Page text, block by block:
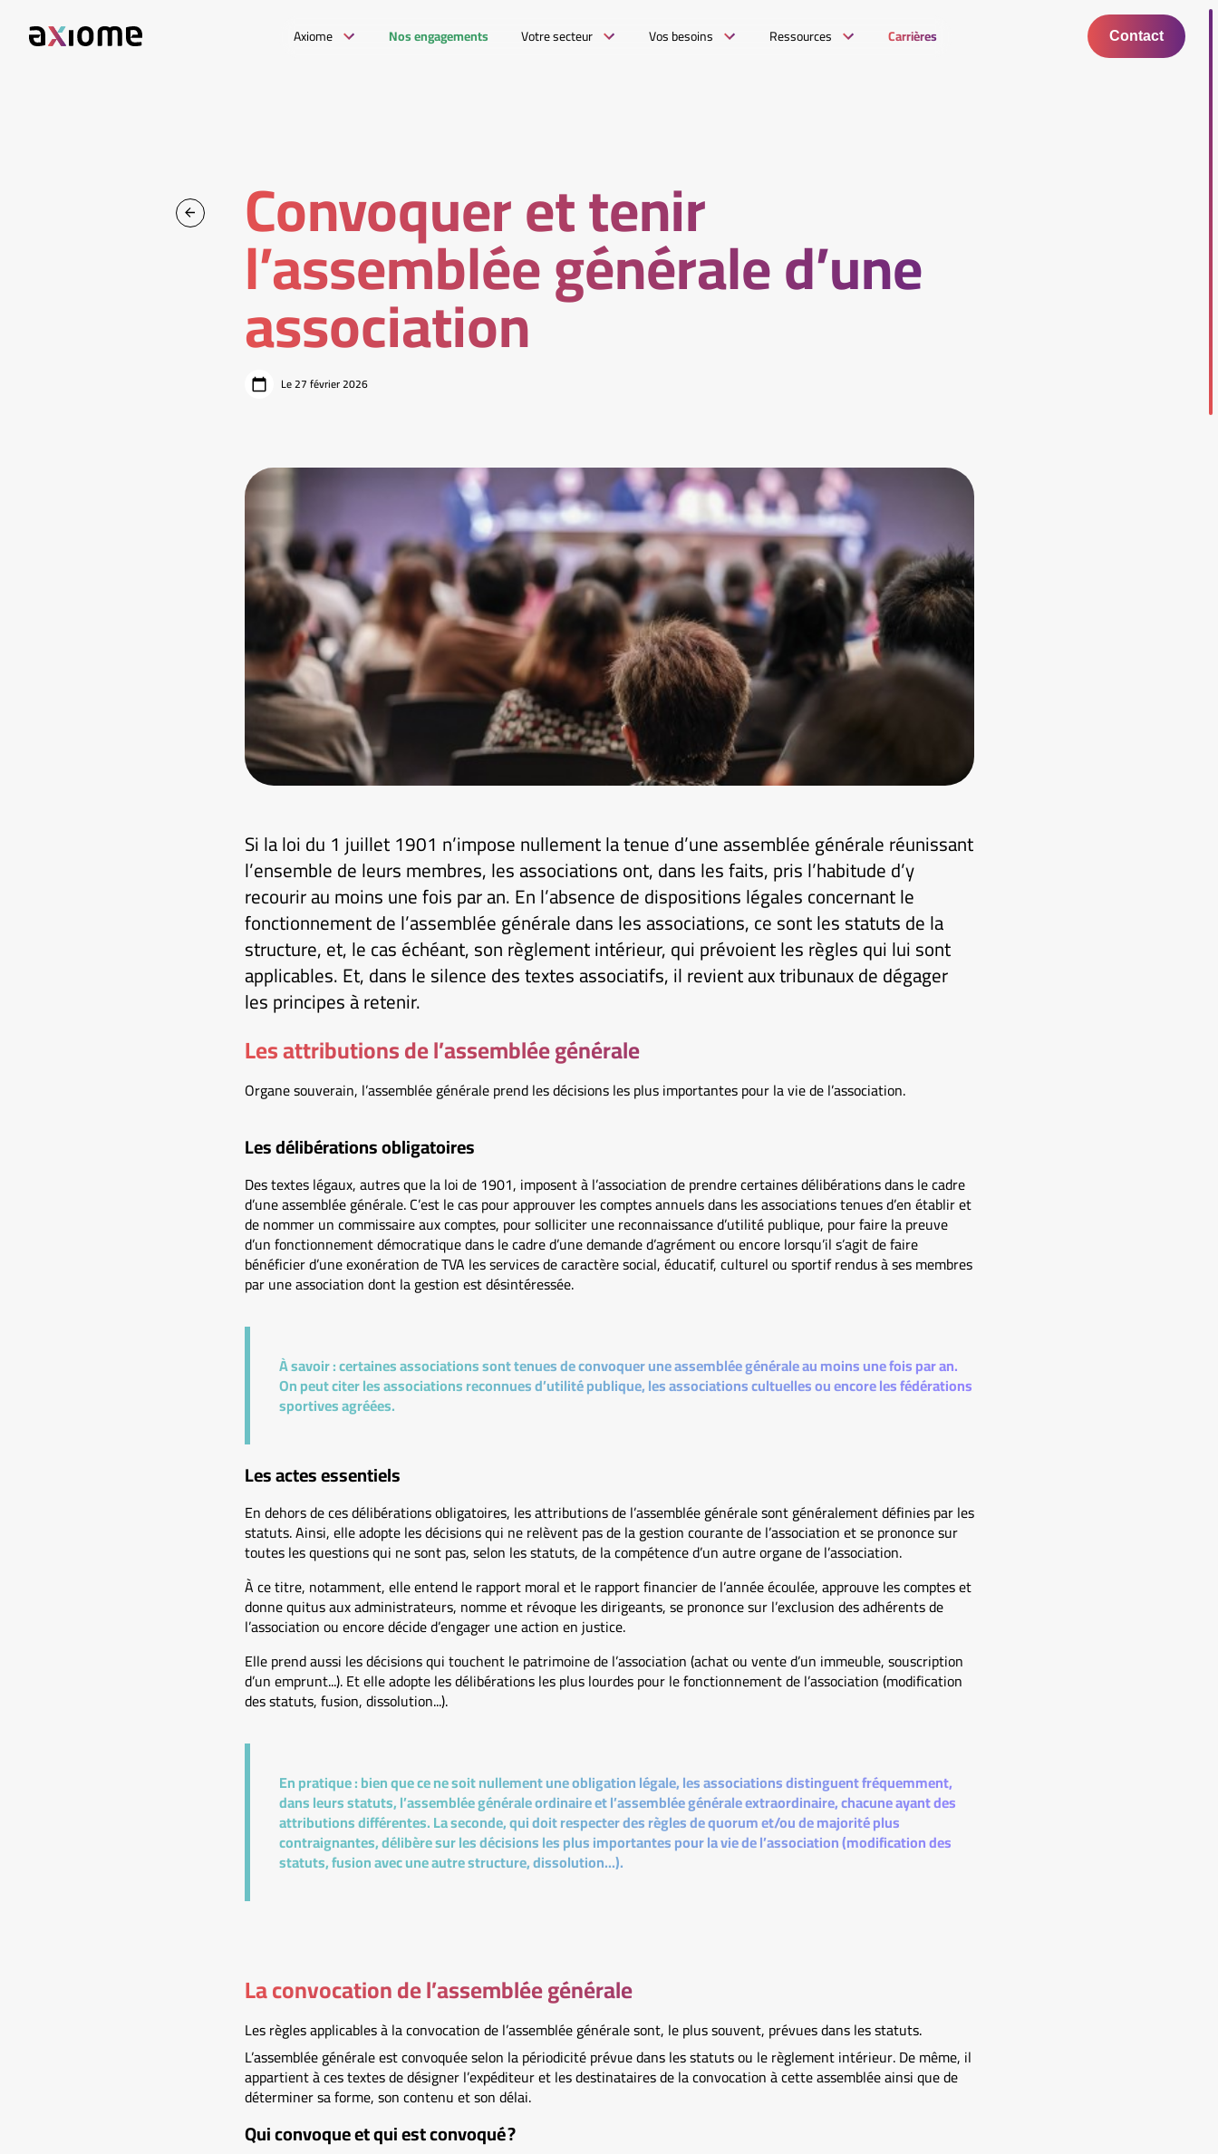
Axiome Nos engagements Votre secteur Vos besoins Ressources Carrières Contact
Convoquer et tenir
l’assemblée générale d’une
association
Le 27 février 2026
Si la loi du 1 juillet 1901 n’impose nullement la tenue d’une assemblée générale réunissant
l’ensemble de leurs membres, les associations ont, dans les faits, pris l’habitude d’y
recourir au moins une fois par an. En l’absence de dispositions légales concernant le
fonctionnement de l’assemblée générale dans les associations, ce sont les statuts de la
structure, et, le cas échéant, son règlement intérieur, qui prévoient les règles qui lui sont
applicables. Et, dans le silence des textes associatifs, il revient aux tribunaux de dégager
les principes à retenir.
Les attributions de l’assemblée générale
Organe souverain, l’assemblée générale prend les décisions les plus importantes pour la vie de l’association.
Les délibérations obligatoires
Des textes légaux, autres que la loi de 1901, imposent à l’association de prendre certaines délibérations dans le cadre
d’une assemblée générale. C’est le cas pour approuver les comptes annuels dans les associations tenues d’en établir et
de nommer un commissaire aux comptes, pour solliciter une reconnaissance d’utilité publique, pour faire la preuve
d’un fonctionnement démocratique dans le cadre d’une demande d’agrément ou encore lorsqu’il s’agit de faire
bénéficier d’une exonération de TVA les services de caractère social, éducatif, culturel ou sportif rendus à ses membres
par une association dont la gestion est désintéressée.
À savoir :certaines associations sont tenues de convoquer une assemblée générale au moins une fois par an.
On peut citer les associations reconnues d’utilité publique, les associations cultuelles ou encore les fédérations
sportives agréées.
Les actes essentiels
En dehors de ces délibérations obligatoires, les attributions de l’assemblée générale sont généralement définies par les
statuts. Ainsi, elle adopte les décisions qui ne relèvent pas de la gestion courante de l’association et se prononce sur
toutes les questions qui ne sont pas, selon les statuts, de la compétence d’un autre organe de l’association.
À ce titre, notamment, elle entend le rapport moral et le rapport financier de l’année écoulée, approuve les comptes et
donne quitus aux administrateurs, nomme et révoque les dirigeants, se prononce sur l’exclusion des adhérents de
l’association ou encore décide d’engager une action en justice.
Elle prend aussi les décisions qui touchent le patrimoine de l’association (achat ou vente d’un immeuble, souscription
d’un emprunt...). Et elle adopte les délibérations les plus lourdes pour le fonctionnement de l’association (modification
des statuts, fusion, dissolution...).
En pratique :bien que ce ne soit nullement une obligation légale, les associations distinguent fréquemment,
dans leurs statuts, l’assemblée générale ordinaire et l’assemblée générale extraordinaire, chacune ayant des
attributions différentes. La seconde, qui doit respecter des règles de quorum et/ou de majorité plus
contraignantes, délibère sur les décisions les plus importantes pour la vie de l’association (modification des
statuts, fusion avec une autre structure, dissolution...).
La convocation de l’assemblée générale
Les règles applicables à la convocation de l’assemblée générale sont, le plus souvent, prévues dans les statuts.
L’assemblée générale est convoquée selon la périodicité prévue dans les statuts ou le règlement intérieur. De même, il
appartient à ces textes de désigner l’expéditeur et les destinataires de la convocation à cette assemblée ainsi que de
déterminer sa forme, son contenu et son délai.
Qui convoque et qui est convoqué ?